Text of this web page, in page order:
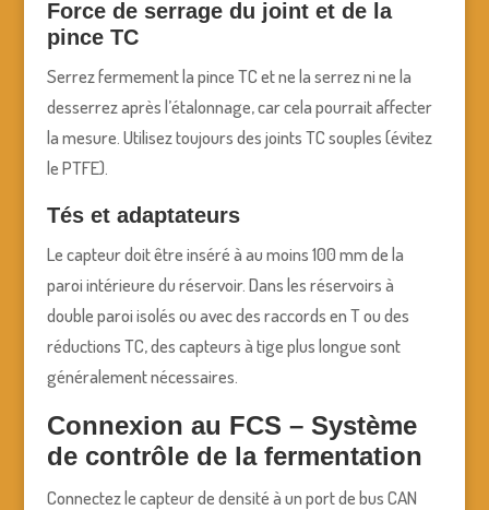
Force de serrage du joint et de la
pince TC
Serrez fermement la pince TC et ne la serrez ni ne la
desserrez après l’étalonnage, car cela pourrait affecter
la mesure. Utilisez toujours des joints TC souples (évitez
le PTFE).
Tés et adaptateurs
Le capteur doit être inséré à au moins 100 mm de la
paroi intérieure du réservoir. Dans les réservoirs à
double paroi isolés ou avec des raccords en T ou des
réductions TC, des capteurs à tige plus longue sont
généralement nécessaires.
Connexion au FCS – Système
de contrôle de la fermentation
Connectez le capteur de densité à un port de bus CAN